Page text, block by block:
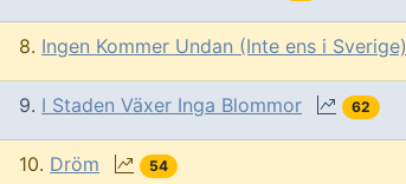
8. Ingen Kommer Undan (Inte ens i Sverige)
9. I Staden Växer Inga Blommor 62
10. Dröm 54